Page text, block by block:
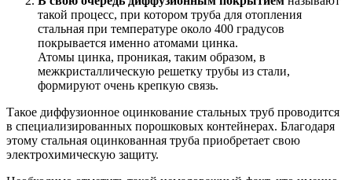
такой процесс, при котором труба для отопления
стальная при температуре около 400 градусов
покрывается именно атомами цинка.
Атомы цинка, проникая, таким образом, в
межкристаллическую решетку трубы из стали,
формируют очень крепкую связь.
Такое диффузионное оцинкование стальных труб проводится
в специализированных порошковых контейнерах. Благодаря
этому стальная оцинкованная труба приобретает свою
электрохимическую защиту.